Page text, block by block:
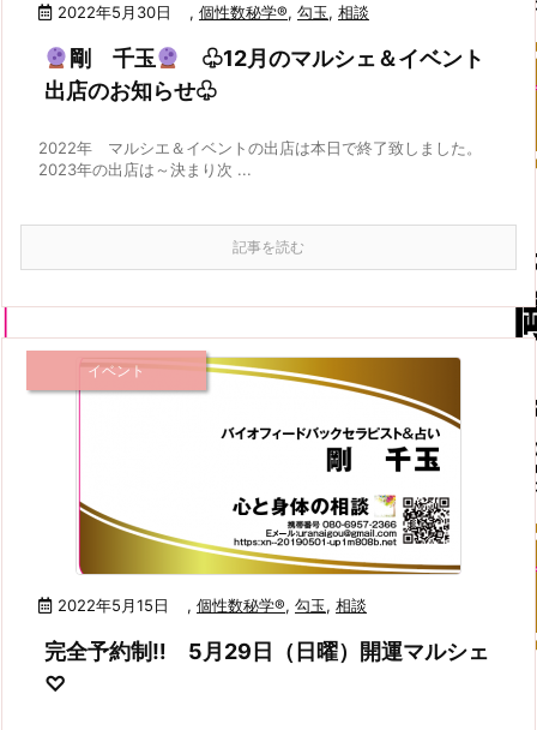
2022年5月30日 , 個性数秘学®, 勾玉, 相談
剛 千玉
♧12月のマルシェ＆イベント
出店のお知らせ♧
2022年 マルシエ＆イベントの出店は本日で終了致しました。
2023年の出店は～決まり次 ...
記事を読む
2022年5月15日
イベント
, 個性数秘学®, 勾玉, 相談
完全予約制‼ 5月29日（日曜）開運マルシェ
♡